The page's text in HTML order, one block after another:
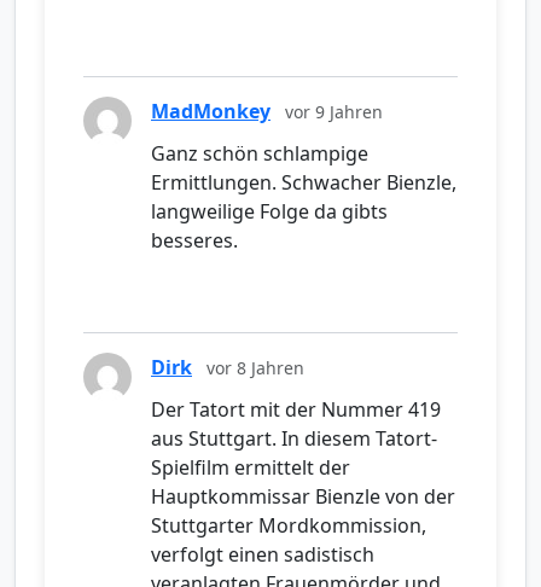
MadMonkey vor 9 Jahren
Ganz schön schlampige
Ermittlungen. Schwacher Bienzle,
langweilige Folge da gibts
besseres.
Dirk vor 8 Jahren
Der Tatort mit der Nummer 419
aus Stuttgart. In diesem Tatort-
Spielfilm ermittelt der
Hauptkommissar Bienzle von der
Stuttgarter Mordkommission,
verfolgt einen sadistisch